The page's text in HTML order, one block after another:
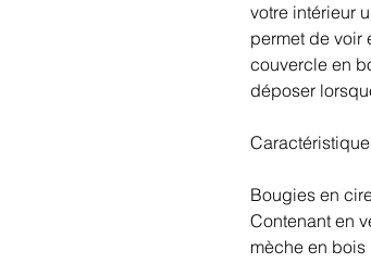
votre intérieur
permet de voir
couvercle en
déposer
Bougies en
Contenant en
mèche en bois